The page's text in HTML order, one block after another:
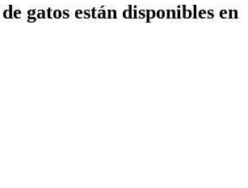
gatos están disponibles en